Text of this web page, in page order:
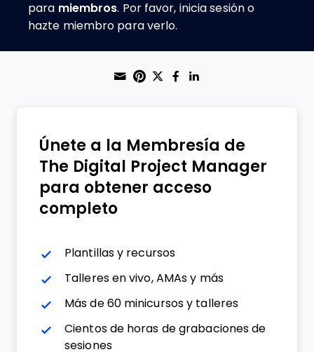
para miembros. Por favor, inicia sesión o
hazte miembro para verlo.
Share through Email
Print this page
Share on Pinterest
Share on Twitter
Share on
Únete a la Membresía de
The Digital Project Manager
para obtener acceso
completo
Plantillas y recursos
Talleres en vivo, AMAs y más
Más de 60 minicursos y talleres
Cientos de horas de grabaciones de
sesiones